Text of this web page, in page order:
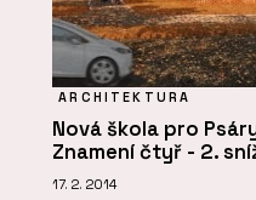
ARCHITEKTURA
Nová škola pro
Znamení čtyř - 2.
17. 2. 2014